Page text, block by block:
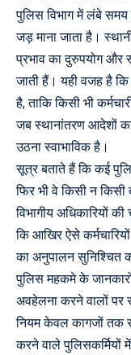
पुलिस विभाग में लंबे समय
जड़ माना जाता है।
प्रभाव का दुरुपयोग और
जाती हैं। यही वजह है
है, ताकि किसी भी
जब स्थानांतरण आदेशों का
उठना स्वाभाविक है।
सूत्र बताते हैं कि कई
फिर भी वे किसी न किसी
विभागीय अधिकारियों
कि आखिर ऐसे
का अनुपालन सुनिश्चित
पुलिस महकमे के
अवहेलना करने वालों पर
नियम केवल कागजों तक
करने वाले पुलिसकर्मियों